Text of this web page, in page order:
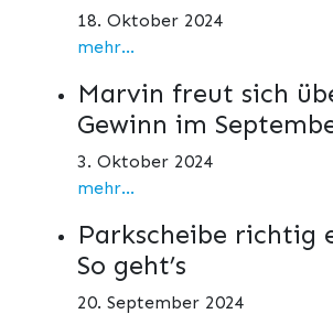
18. Oktober 2024
mehr...
Marvin freut sich
Gewinn im
3. Oktober 2024
mehr...
Parkscheibe richtig
So geht’s
20. September 2024